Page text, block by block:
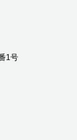
1号